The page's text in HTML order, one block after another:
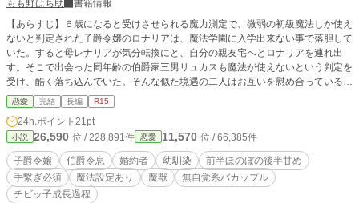
もも野はち助
書籍情報
【あらすじ】６歳になると受けさせられる魔力測定で、微弱の初級魔法しか使え
ないと判定された子爵令嬢のロナリアは、魔法学園に入学出来ない事で落胆して
いた。すると母レナリアが気分転換にと、自分の親友宅へとロナリアを連れ出
す。そこで出会った同年齢の伯爵家三男リュカスも魔法が使えないという判定を
受け、酷く落ち込んでいた。そんな似た境遇の二人はお互いを慰め合っている
と、ひょんなことからロナリアと接している時だけ、リュカスが上級魔法限定で
使える事が分かり、二人は翌年７歳になると一緒に王立魔法学園に通える事とな
る。この物語は、そんな二人が手を繋ぎながら成長していくお話。 ※魔法設定
有りですが、対人で使用する展開はございません。ですが魔獣にぶっ放してる時
があります。 ★本編は１６話完結済み★ 番外編は今後も更新を追加する可能性
が高いですが、2024年2月現在は切りの良いところまで書きあげている為、作品
を一度完結処理しております。 ※尚『小説家になろう』でも投稿している作品
になります。
恋愛 完結 長編 R15
24h.ポイント 21pt
小説 26,590 位 / 228,891件 恋愛 11,570 位 / 66,385件
子爵令嬢 伯爵令息 婚約者 幼馴染
前半ほのぼの後半甘め
手繋ぎ必須
魔法設定あり 魔獣
無自覚系バカップル
チビッ子成長過程